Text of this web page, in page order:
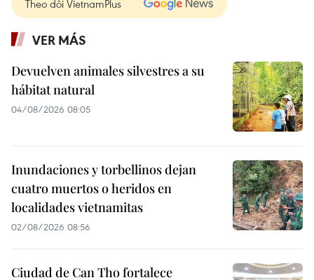
Theo dõi VietnamPlus
VER MÁS
Devuelven animales silvestres a su
hábitat natural
04/08/2026 08:05
Inundaciones y torbellinos dejan
cuatro muertos o heridos en
localidades vietnamitas
02/08/2026 08:56
Ciudad de Can Tho fortalece